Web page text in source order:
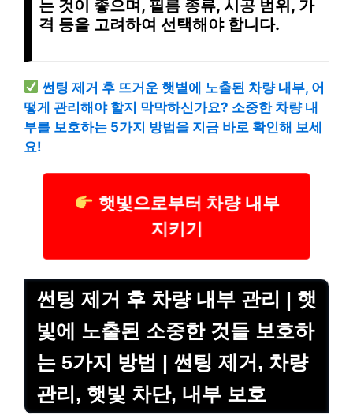
는 것이 좋으며, 필름 종류, 시공 범위, 가
격 등을 고려하여 선택해야 합니다.
썬팅 제거 후 뜨거운 햇볕에 노출된 차량 내부, 어
떻게 관리해야 할지 막막하신가요? 소중한 차량 내
부를 보호하는 5가지 방법을 지금 바로 확인해 보세
요!
햇빛으로부터 차량 내부
지키기
썬팅 제거 후 차량 내부 관리 | 햇
빛에 노출된 소중한 것들 보호하
는 5가지 방법 | 썬팅 제거, 차량
관리, 햇빛 차단, 내부 보호